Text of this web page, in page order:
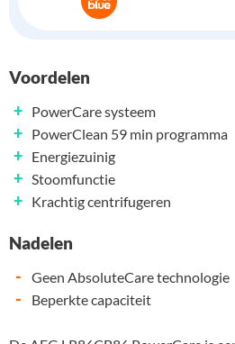
Voordelen
+ PowerCare systeem
+ PowerClean 59 min programma
+ Energiezuinig
+ Stoomfunctie
+ Krachtig centrifugeren
Nadelen
- Geen AbsoluteCare technologie
- Beperkte capaciteit